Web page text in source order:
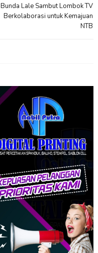
Bunda Lale Sambut Lombok TV
Berkolaborasi untuk Kemajuan
NTB